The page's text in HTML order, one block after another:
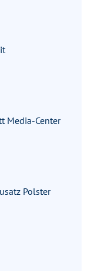
Media-Center
Polster